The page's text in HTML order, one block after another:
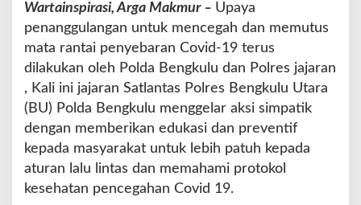
U
r
i
k
E
d
u
a
Wartainspirasi, Arga Makmur – Upaya
penanggulangan untuk mencegah dan memutus
mata rantai penyebaran Covid-19 terus
dilakukan oleh Polda Bengkulu dan Polres jajaran
, Kali ini jajaran Satlantas Polres Bengkulu Utara
(BU) Polda Bengkulu menggelar aksi simpatik
dengan memberikan edukasi dan preventif
kepada masyarakat untuk lebih patuh kepada
aturan lalu lintas dan memahami protokol
kesehatan pencegahan Covid 19.